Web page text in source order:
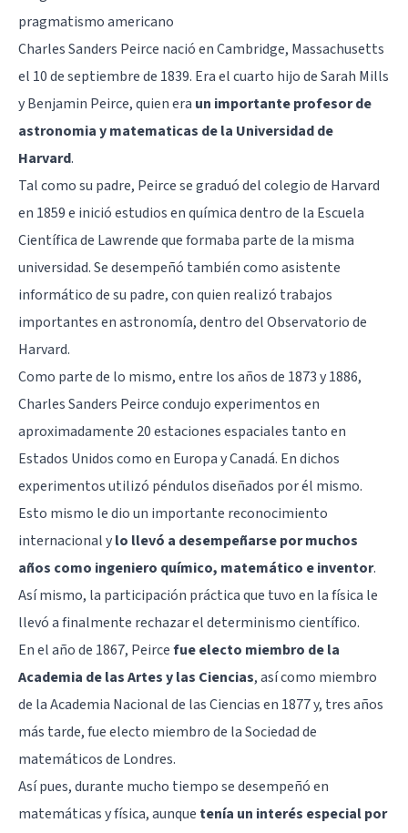
pragmatismo americano
Charles Sanders Peirce nació en Cambridge, Massachusetts
el 10 de septiembre de 1839. Era el cuarto hijo de Sarah Mills
y Benjamin Peirce, quien era un importante profesor de
astronomia y matematicas de la Universidad de
Harvard.
Tal como su padre, Peirce se graduó del colegio de Harvard
en 1859 e inició estudios en química dentro de la Escuela
Científica de Lawrende que formaba parte de la misma
universidad. Se desempeñó también como asistente
informático de su padre, con quien realizó trabajos
importantes en astronomía, dentro del Observatorio de
Harvard.
Como parte de lo mismo, entre los años de 1873 y 1886,
Charles Sanders Peirce condujo experimentos en
aproximadamente 20 estaciones espaciales tanto en
Estados Unidos como en Europa y Canadá. En dichos
experimentos utilizó péndulos diseñados por él mismo.
Esto mismo le dio un importante reconocimiento
internacional ylo llevó a desempeñarse por muchos
años como ingeniero químico, matemático e inventor.
Así mismo, la participación práctica que tuvo en la física le
llevó a finalmente rechazar el determinismo científico.
En el año de 1867, Peircefue electo miembro de la
Academia de las Artes y las Ciencias, así como miembro
de la Academia Nacional de las Ciencias en 1877 y, tres años
más tarde, fue electo miembro de la Sociedad de
matemáticos de Londres.
Así pues, durante mucho tiempo se desempeñó en
matemáticas y física, aunque tenía un interés especial por